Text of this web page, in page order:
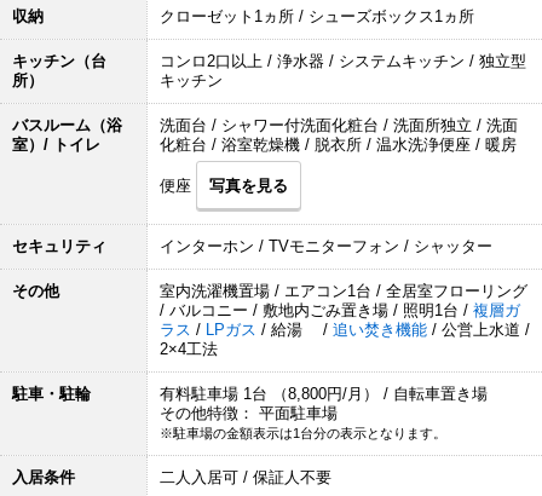
収納 クローゼット1ヵ所 / シューズボックス1ヵ所
キッチン（台
所）
コンロ2口以上 / 浄水器 / システムキッチン / 独立型
キッチン
バスルーム（浴
室）/ トイレ
洗面台 / シャワー付洗面化粧台 / 洗面所独立 / 洗面
化粧台 / 浴室乾燥機 / 脱衣所 / 温水洗浄便座 / 暖房
便座 写真を見る
セキュリティ インターホン / TVモニターフォン / シャッター
その他
室内洗濯機置場 / エアコン1台 / 全居室フローリング
/ バルコニー / 敷地内ごみ置き場 / 照明1台 / 複層ガ
ラス / LPガス / 給湯 / 追い焚き機能 / 公営上水道 /
2×4工法
駐車・駐輪
有料駐車場 1台 （8,800円/月） / 自転車置き場
その他特徴： 平面駐車場
※駐車場の金額表示は1台分の表示となります。
入居条件 二人入居可 / 保証人不要